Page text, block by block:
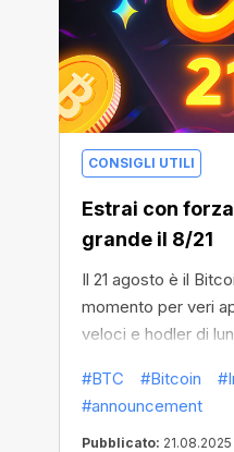
CONSIGLI UTILI
Estrai con
grande il 8/21
Il 21 agosto è il
momento per veri
veloci e hodler di
#BTC #Bitcoin
#announcement
Pubblicato: 21.08.2025